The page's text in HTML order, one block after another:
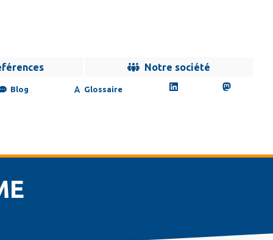
Notre société
Blog Glossaire